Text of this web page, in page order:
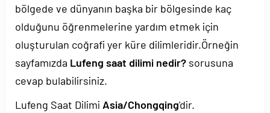
bölgede ve dünyanın başka bir bölgesinde kaç
olduğunu öğrenmelerine yardım etmek için
oluşturulan coğrafi yer küre dilimleridir.Örneğin
sayfamızda Lufeng saat dilimi nedir? sorusuna
cevap bulabilirsiniz.
Lufeng Saat Dilimi Asia/Chongqing'dir.